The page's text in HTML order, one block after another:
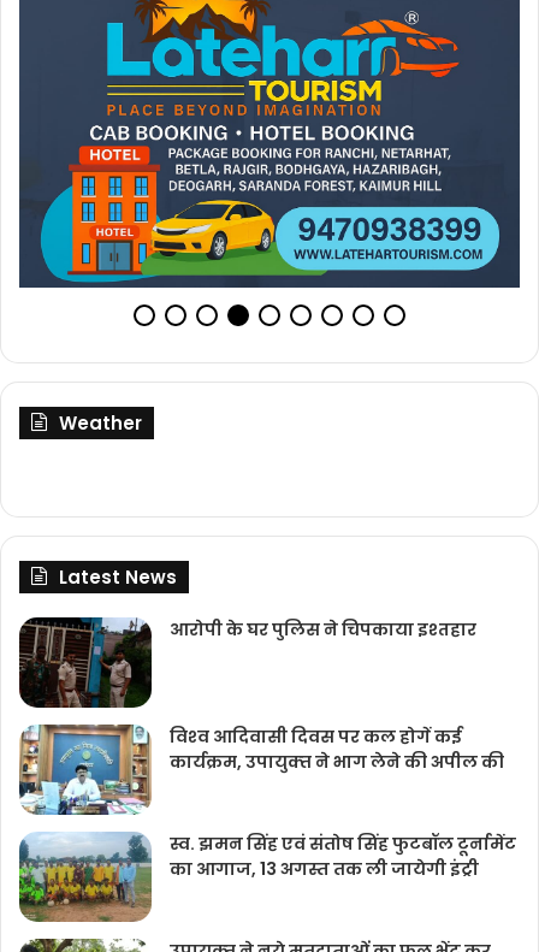
Weather
Latest News
आरोपी के घर पुलिस ने चिपकाया इश्तहार
विश्‍व आदिवासी दिवस पर कल होगें कई
कार्यक्रम, उपायुक्‍त ने भाग लेने की अपील की
स्व. झमन सिंह एवं संतोष सिंह फुटबॉल टूर्नामेंट
का आगाज, 13 अगस्त तक ली जायेगी इंट्री